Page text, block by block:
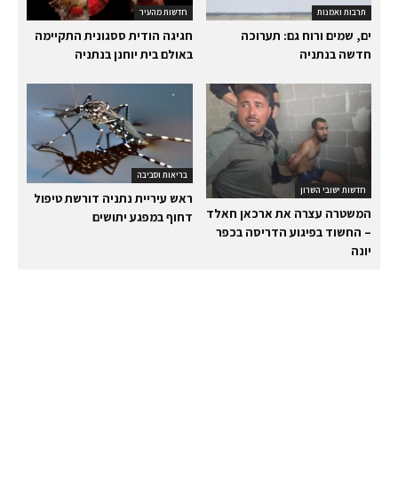
חדשות מהעיר
חגיגה הודית ססגונית התקיימה
באולם בית יוחנן בנתניה
תרבות ואמנות
ים, שמים ורוח גם: תערוכה
חדשה בנתניה
בריאות וסביבה
ראש עיריית נתניה דורשת טיפול
דחוף במפגע יתושים
חדשות ישובי השרון
המשטרה עצרה את ארכאן חאלד
– החשוד בפיגוע הדריסה בכפר
יונה